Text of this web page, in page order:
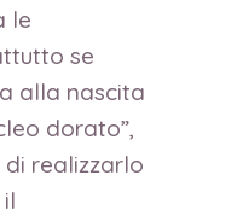
le
se
alla nascita
dorato”,
realizzarlo